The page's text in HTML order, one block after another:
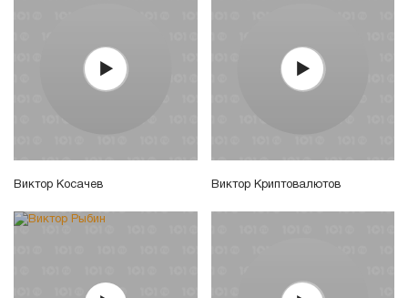
Виктор Косачев Виктор Криптовалютов